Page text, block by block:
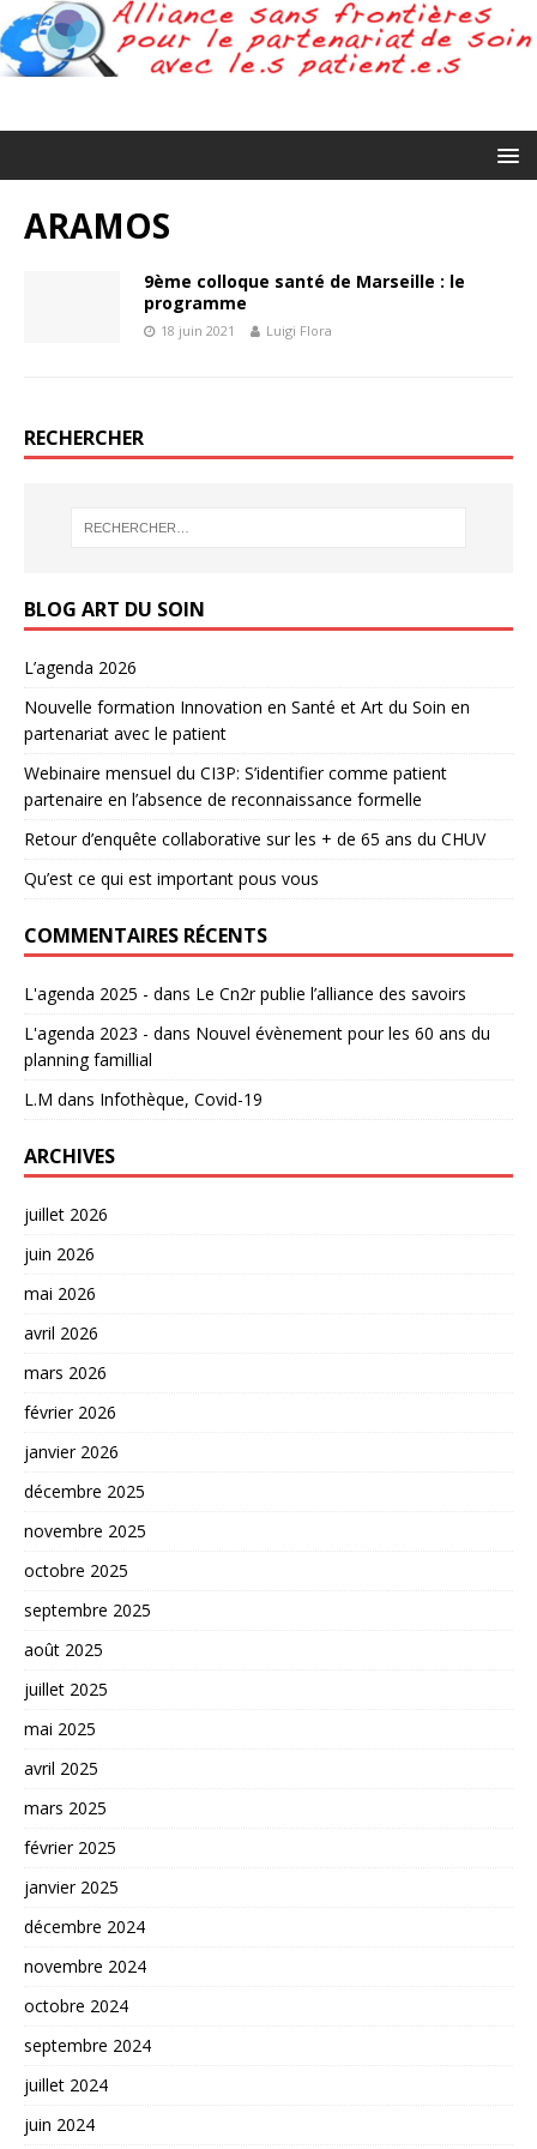
ARAMOS
9ème colloque santé de Marseille : le
programme
18 juin 2021 Luigi Flora
RECHERCHER
BLOG ART DU SOIN
L’agenda 2026
Nouvelle formation Innovation en Santé et Art du Soin en
partenariat avec le patient
Webinaire mensuel du CI3P: S’identifier comme patient
partenaire en l’absence de reconnaissance formelle
Retour d’enquête collaborative sur les + de 65 ans du CHUV
Qu’est ce qui est important pous vous
COMMENTAIRES RÉCENTS
L'agenda 2025 - dans Le Cn2r publie l’alliance des savoirs
L'agenda 2023 - dans Nouvel évènement pour les 60 ans du
planning famillial
L.M dans Infothèque, Covid-19
ARCHIVES
juillet 2026
juin 2026
mai 2026
avril 2026
mars 2026
février 2026
janvier 2026
décembre 2025
novembre 2025
octobre 2025
septembre 2025
août 2025
juillet 2025
mai 2025
avril 2025
mars 2025
février 2025
janvier 2025
décembre 2024
novembre 2024
octobre 2024
septembre 2024
juillet 2024
juin 2024